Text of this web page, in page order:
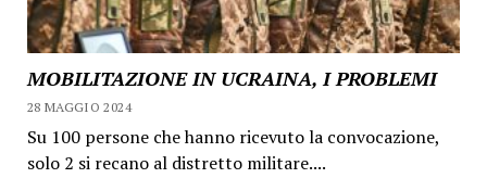
MOBILITAZIONE IN UCRAINA, I PROBLEMI
28 MAGGIO 2024
Su 100 persone che hanno ricevuto la convocazione,
solo 2 si recano al distretto militare....